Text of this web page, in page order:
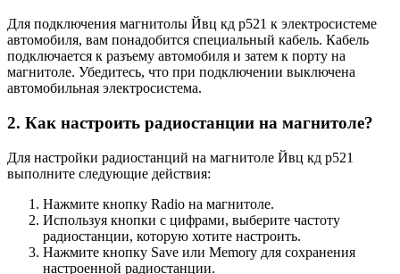
Для подключения магнитолы Йвц кд р521 к электросистеме
автомобиля, вам понадобится специальный кабель. Кабель
подключается к разъему автомобиля и затем к порту на
магнитоле. Убедитесь, что при подключении выключена
автомобильная электросистема.
2. Как настроить радиостанции на магнитоле?
Для настройки радиостанций на магнитоле Йвц кд р521
выполните следующие действия:
Нажмите кнопку Radio на магнитоле.
Используя кнопки с цифрами, выберите частоту
радиостанции, которую хотите настроить.
Нажмите кнопку Save или Memory для сохранения
настроенной радиостанции.